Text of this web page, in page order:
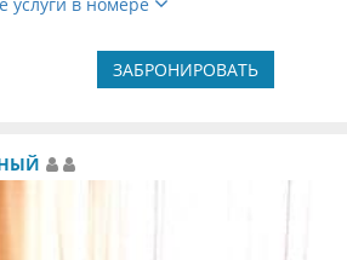
ЗАБРОНИРОВАТЬ